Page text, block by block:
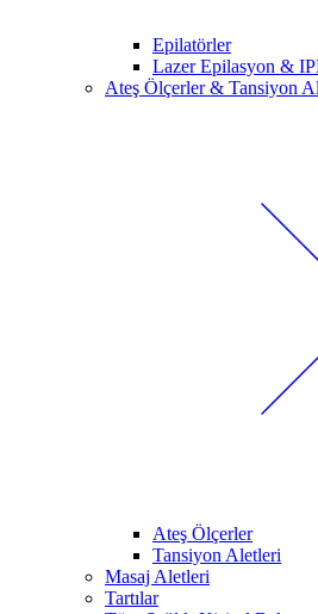
Epilatörler
Lazer Epilasyon &
Ateş Ölçerler & Tansiyon
Ateş Ölçerler
Tansiyon Aletleri
Masaj Aletleri
Tartılar